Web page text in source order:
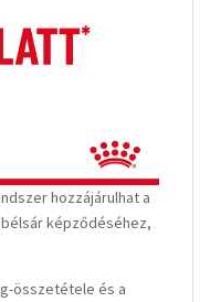
hozzájárulhat a
képződéséhez,
összetétele és a